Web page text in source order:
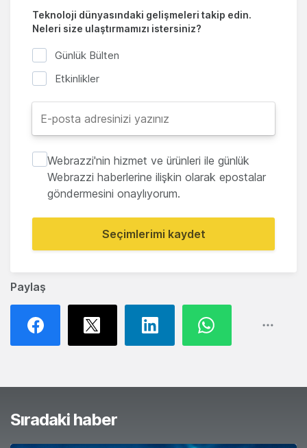
Paylaş
Teknoloji dünyasındaki gelişmeleri takip edin.
Neleri size ulaştırmamızı istersiniz?
Günlük Bülten
Etkinlikler
Webrazzi'nin hizmet ve ürünleri ile günlük
Webrazzi haberlerine ilişkin olarak epostalar
göndermesini onaylıyorum.
Seçimlerimi kaydet
Sıradaki haber